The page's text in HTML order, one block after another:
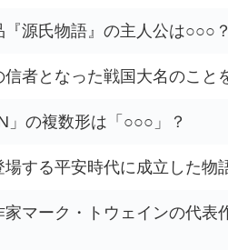
源氏物語』の主人公は○○○？
信者となった戦国大名のこと
」の複数形は「○○○」？
場する平安時代に成立した物
家マーク・トウェインの代表